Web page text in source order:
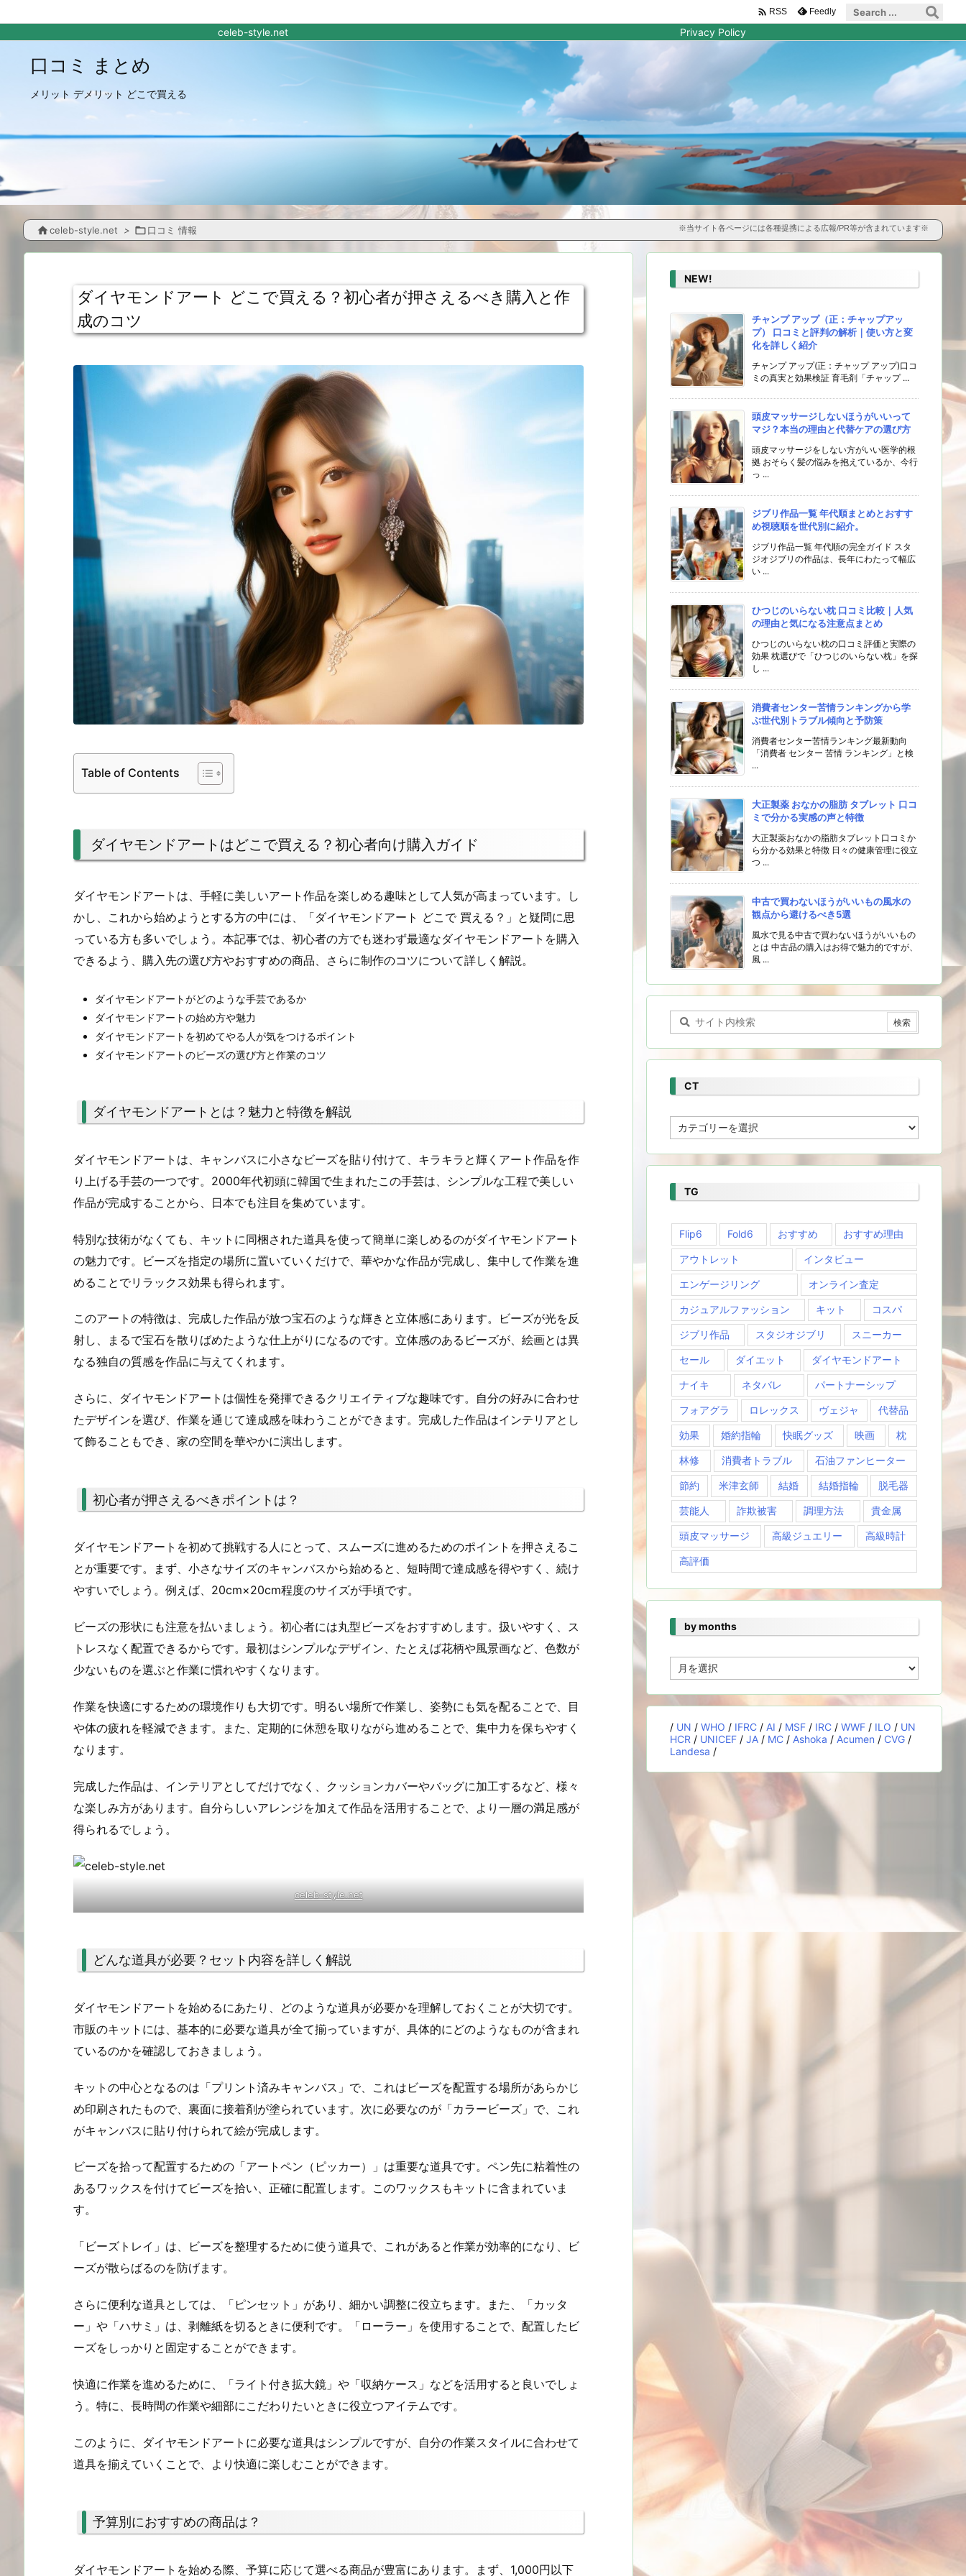
celeb-style.net Privacy Policy
 RSS Feedly
口コミ まとめ
メリット デメリット どこで買える
celeb-style.net > 口コミ 情報 ※当サイト各ページには各種提携による広報/PR等が含まれています※
ダイヤモンドアート どこで買える？初心者が押さえるべき購入と作
成のコツ
Table of Contents
ダイヤモンドアートはどこで買える？初心者向け購入ガイド
ダイヤモンドアートは、手軽に美しいアート作品を楽しめる趣味として人気が高まっています。し
かし、これから始めようとする方の中には、「ダイヤモンドアート どこで 買える？」と疑問に思
っている方も多いでしょう。本記事では、初心者の方でも迷わず最適なダイヤモンドアートを購入
できるよう、購入先の選び方やおすすめの商品、さらに制作のコツについて詳しく解説。
ダイヤモンドアートがどのような手芸であるか
ダイヤモンドアートの始め方や魅力
ダイヤモンドアートを初めてやる人が気をつけるポイント
ダイヤモンドアートのビーズの選び方と作業のコツ
ダイヤモンドアートとは？魅力と特徴を解説
ダイヤモンドアートは、キャンバスに小さなビーズを貼り付けて、キラキラと輝くアート作品を作
り上げる手芸の一つです。2000年代初頭に韓国で生まれたこの手芸は、シンプルな工程で美しい
作品が完成することから、日本でも注目を集めています。
特別な技術がなくても、キットに同梱された道具を使って簡単に楽しめるのがダイヤモンドアート
の魅力です。ビーズを指定の場所に置いていくだけで、華やかな作品が完成し、集中して作業を進
めることでリラックス効果も得られます。
このアートの特徴は、完成した作品が放つ宝石のような輝きと立体感にあります。ビーズが光を反
射し、まるで宝石を散りばめたような仕上がりになるのです。立体感のあるビーズが、絵画とは異
なる独自の質感を作品に与えてくれます。
さらに、ダイヤモンドアートは個性を発揮できるクリエイティブな趣味です。自分の好みに合わせ
たデザインを選び、作業を通じて達成感を味わうことができます。完成した作品はインテリアとし
て飾ることもでき、家の空間を華やかに演出します。
初心者が押さえるべきポイントは？
ダイヤモンドアートを初めて挑戦する人にとって、スムーズに進めるためのポイントを押さえるこ
とが重要です。まず、小さなサイズのキャンバスから始めると、短時間で達成感を得やすく、続け
やすいでしょう。例えば、20cm×20cm程度のサイズが手頃です。
ビーズの形状にも注意を払いましょう。初心者には丸型ビーズをおすすめします。扱いやすく、ス
トレスなく配置できるからです。最初はシンプルなデザイン、たとえば花柄や風景画など、色数が
少ないものを選ぶと作業に慣れやすくなります。
作業を快適にするための環境作りも大切です。明るい場所で作業し、姿勢にも気を配ることで、目
や体の疲れを軽減できます。また、定期的に休憩を取りながら進めることで、集中力を保ちやすく
なります。
完成した作品は、インテリアとしてだけでなく、クッションカバーやバッグに加工するなど、様々
な楽しみ方があります。自分らしいアレンジを加えて作品を活用することで、より一層の満足感が
得られるでしょう。
celeb-style.net
どんな道具が必要？セット内容を詳しく解説
ダイヤモンドアートを始めるにあたり、どのような道具が必要かを理解しておくことが大切です。
市販のキットには、基本的に必要な道具が全て揃っていますが、具体的にどのようなものが含まれ
ているのかを確認しておきましょう。
キットの中心となるのは「プリント済みキャンバス」で、これはビーズを配置する場所があらかじ
め印刷されたもので、裏面に接着剤が塗られています。次に必要なのが「カラービーズ」で、これ
がキャンバスに貼り付けられて絵が完成します。
ビーズを拾って配置するための「アートペン（ピッカー）」は重要な道具です。ペン先に粘着性の
あるワックスを付けてビーズを拾い、正確に配置します。このワックスもキットに含まれていま
す。
「ビーズトレイ」は、ビーズを整理するために使う道具で、これがあると作業が効率的になり、ビ
ーズが散らばるのを防げます。
さらに便利な道具としては、「ピンセット」があり、細かい調整に役立ちます。また、「カッタ
ー」や「ハサミ」は、剥離紙を切るときに便利です。「ローラー」を使用することで、配置したビ
ーズをしっかりと固定することができます。
快適に作業を進めるために、「ライト付き拡大鏡」や「収納ケース」などを活用すると良いでしょ
う。特に、長時間の作業や細部にこだわりたいときに役立つアイテムです。
このように、ダイヤモンドアートに必要な道具はシンプルですが、自分の作業スタイルに合わせて
道具を揃えていくことで、より快適に楽しむことができます。
予算別におすすめの商品は？
ダイヤモンドアートを始める際、予算に応じて選べる商品が豊富にあります。まず、1,000円以下
NEW!
チャンプ アップ（正：チャップアッ
プ） 口コミと評判の解析｜使い方と変
化を詳しく紹介
チャンプ アップ(正：チャップ アップ)口コ
ミの真実と効果検証 育毛剤「チャップ ...
頭皮マッサージしないほうがいいって
マジ？本当の理由と代替ケアの選び方
頭皮マッサージをしない方がいい医学的根
拠 おそらく髪の悩みを抱えているか、今行
っ ...
ジブリ作品一覧 年代順まとめとおすす
め視聴順を世代別に紹介。
ジブリ作品一覧 年代順の完全ガイド スタ
ジオジブリの作品は、長年にわたって幅広
い ...
ひつじのいらない枕 口コミ比較｜人気
の理由と気になる注意点まとめ
ひつじのいらない枕の口コミ評価と実際の
効果 枕選びで「ひつじのいらない枕」を探
し ...
消費者センター苦情ランキングから学
ぶ世代別トラブル傾向と予防策
消費者センター苦情ランキング最新動向
「消費者 センター 苦情 ランキング」と検
...
大正製薬 おなかの脂肪 タブレット 口コ
ミで分かる実感の声と特徴
大正製薬おなかの脂肪タブレット口コミか
ら分かる効果と特徴 日々の健康管理に役立
つ ...
中古で買わないほうがいいもの風水の
観点から避けるべき5選
風水で見る中古で買わないほうがいいもの
とは 中古品の購入はお得で魅力的ですが、
風 ...
CT
CT
TG
Flip6 Fold6 おすすめ おすすめ理由
アウトレット インタビュー
エンゲージリング オンライン査定
カジュアルファッション キット コスパ
ジブリ作品 スタジオジブリ スニーカー
セール ダイエット ダイヤモンドアート
ナイキ ネタバレ パートナーシップ
フォアグラ ロレックス ヴェジャ 代替品
効果 婚約指輪 快眠グッズ 映画 枕
林修 消費者トラブル 石油ファンヒーター
節約 米津玄師 結婚 結婚指輪 脱毛器
芸能人 詐欺被害 調理方法 貴金属
頭皮マッサージ 高級ジュエリー 高級時計
高評価
by months
by
months
/ UN / WHO / IFRC / AI / MSF / IRC / WWF / ILO / UN
HCR / UNICEF / JA / MC / Ashoka / Acumen / CVG /
Landesa /